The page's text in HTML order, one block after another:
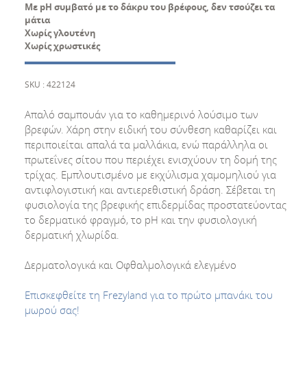
Με pH συμβατό με το δάκρυ του βρέφους, δεν τσούζει τα
μάτια
Χωρίς γλουτένη
Χωρίς χρωστικές
SKU : 422124
Απαλό σαμπουάν για το καθημερινό λούσιμο των
βρεφών. Χάρη στην ειδική του σύνθεση καθαρίζει και
περιποιείται απαλά τα μαλλάκια, ενώ παράλληλα οι
πρωτεΐνες σίτου που περιέχει ενισχύουν τη δομή της
τρίχας. Εμπλουτισμένο με εκχύλισμα χαμομηλιού για
αντιφλογιστική και αντιερεθιστική δράση. Σέβεται τη
φυσιολογία της βρεφικής επιδερμίδας προστατεύοντας
το δερματικό φραγμό, το pH και την φυσιολογική
δερματική χλωρίδα.
Δερματολογικά και Οφθαλμολογικά ελεγμένο
Επισκεφθείτε τη Frezyland για το πρώτο μπανάκι του
μωρού σας!